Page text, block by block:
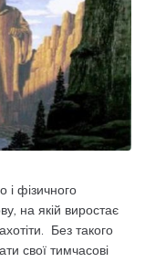
і фізичного
на якій виростає
Без такого
свої тимчасові